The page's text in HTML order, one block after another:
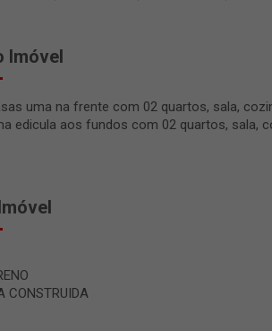
Imóvel
uma na frente com 02 quartos, sala,
edicula aos fundos com 02 quartos, sala,
CONSTRUIDA